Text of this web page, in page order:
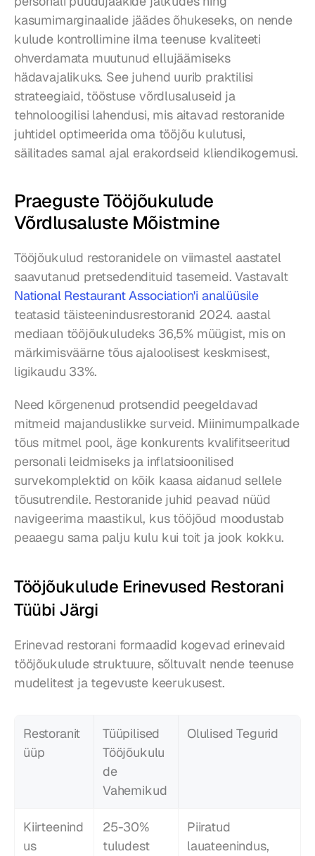
kasumimarginaalide jäädes õhukeseks, on nende
kulude kontrollimine ilma teenuse kvaliteeti
ohverdamata muutunud ellujäämiseks
hädavajalikuks. See juhend uurib praktilisi
strateegiaid, tööstuse võrdlusaluseid ja
tehnoloogilisi lahendusi, mis aitavad restoranide
juhtidel optimeerida oma tööjõu kulutusi,
säilitades samal ajal erakordseid kliendikogemusi.
Praeguste Tööjõukulude
Võrdlusaluste Mõistmine
Tööjõukulud restoranidele on viimastel aastatel
saavutanud pretsedendituid tasemeid. Vastavalt
National Restaurant Association'i analüüsile
teatasid täisteenindusrestoranid 2024. aastal
mediaan tööjõukuludeks 36,5% müügist, mis on
märkimisväärne tõus ajaloolisest keskmisest,
ligikaudu 33%.
Need kõrgenenud protsendid peegeldavad
mitmeid majanduslikke surveid. Miinimumpalkade
tõus mitmel pool, äge konkurents kvalifitseeritud
personali leidmiseks ja inflatsioonilised
survekomplektid on kõik kaasa aidanud sellele
tõusutrendile. Restoranide juhid peavad nüüd
navigeerima maastikul, kus tööjõud moodustab
peaaegu sama palju kulu kui toit ja jook kokku.
Tööjõukulude Erinevused Restorani
Tüübi Järgi
Erinevad restorani formaadid kogevad erinevaid
tööjõukulude struktuure, sõltuvalt nende teenuse
mudelitest ja tegevuste keerukusest.
Restoranit
üüp
Tüüpilised
Tööjõukulu
de
Vahemikud
Olulised Tegurid
Kiirteenind
us
25-30%
tuludest
Piiratud
lauateenindus,